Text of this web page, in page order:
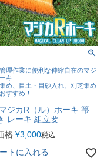
理作業に便利な伸縮自在のマジ
キ
め、目土・目砂入れ、刈芝集め
すすめ！
ジカR（ル）ホーキ 箒
レーキ 組立要
格 ¥3,000税込
トに入れる